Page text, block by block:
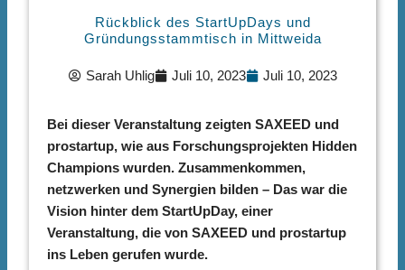
Rückblick des StartUpDays und
Gründungsstammtisch in Mittweida
Sarah Uhlig Juli 10, 2023 Juli 10, 2023
Bei dieser Veranstaltung zeigten SAXEED und
prostartup, wie aus Forschungsprojekten Hidden
Champions wurden. Zusammenkommen,
netzwerken und Synergien bilden – Das war die
Vision hinter dem StartUpDay, einer
Veranstaltung, die von SAXEED und prostartup
ins Leben gerufen wurde.